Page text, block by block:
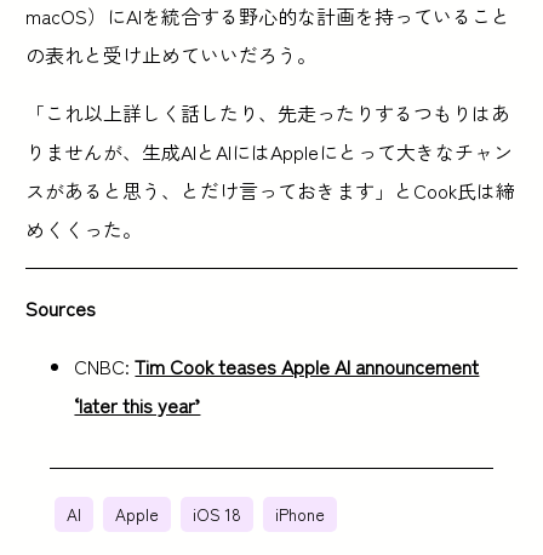
macOS）にAIを統合する野心的な計画を持っていること
の表れと受け止めていいだろう。
「これ以上詳しく話したり、先走ったりするつもりはあ
りませんが、生成AIとAIにはAppleにとって大きなチャン
スがあると思う、とだけ言っておきます」とCook氏は締
めくくった。
Sources
CNBC:Tim Cook teases Apple AI announcement
‘later this year’
AI Apple iOS 18 iPhone